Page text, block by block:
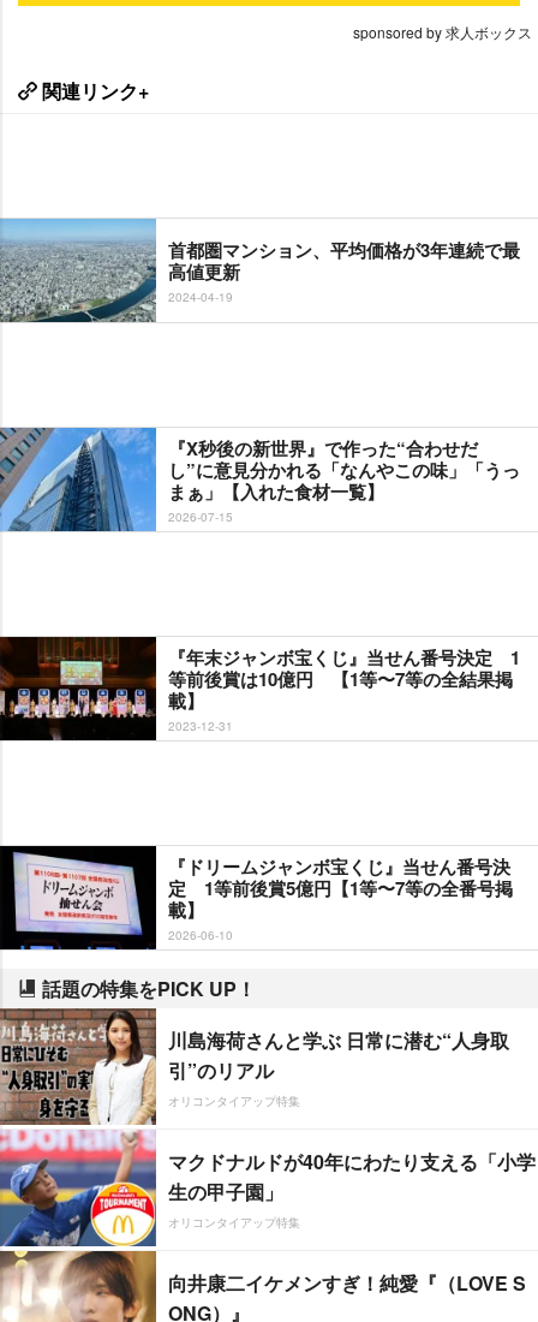
sponsored by 求人ボックス
関連リンク+
首都圏マンション、平均価格が3年連続で最
高値更新
2024-04-19
『X秒後の新世界』で作った“合わせだ
し”に意見分かれる「なんやこの味」「うっ
まぁ」【入れた食材一覧】
2026-07-15
『年末ジャンボ宝くじ』当せん番号決定 1
等前後賞は10億円 【1等〜7等の全結果掲
載】
2023-12-31
『ドリームジャンボ宝くじ』当せん番号決
定 1等前後賞5億円【1等〜7等の全番号掲
載】
2026-06-10
話題の特集をPICK UP！
川島海荷さんと学ぶ 日常に潜む“人身取
引”のリアル
オリコンタイアップ特集
マクドナルドが40年にわたり支える「小学
生の甲子園」
オリコンタイアップ特集
向井康二イケメンすぎ！純愛『（LOVE S
ONG）』